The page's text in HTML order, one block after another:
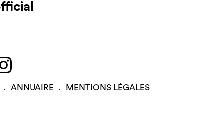
ANNUAIRE MENTIONS LÉGALES